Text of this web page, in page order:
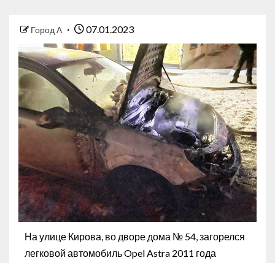
Город А 07.01.2023
На улице Кирова, во дворе дома № 54, загорелся
легковой автомобиль Opel Astra 2011 года